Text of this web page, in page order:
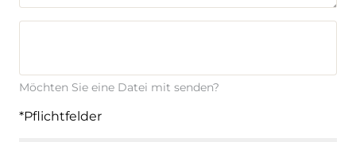
Möchten Sie eine Datei mit senden?
*Pflichtfelder